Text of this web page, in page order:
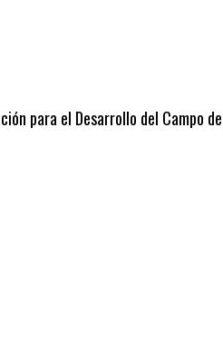
para el Desarrollo del Campo